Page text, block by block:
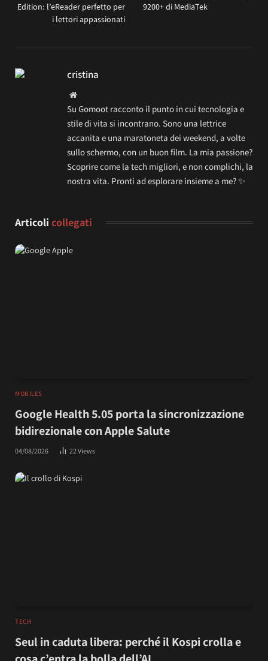
Edition: l’eReader perfetto per
i lettori appassionati
9200+ di MediaTek
cristina
Website
Su Gomoot racconto il punto in cui tecnologia e
stile di vita si incontrano. Sono una lettrice
accanita e una maratoneta dei weekend, a volte
sullo schermo, con un buon film. La mia passione?
Scoprire come la tech migliori, e non complichi, la
nostra vita. Pronti ad esplorare insieme a me? ✨
Articoli collegati
MOBILES
Google Health 5.05 porta la sincronizzazione
bidirezionale con Apple Salute
04/08/2026 22 Views
TECH
Seul in caduta libera: perché il Kospi crolla e